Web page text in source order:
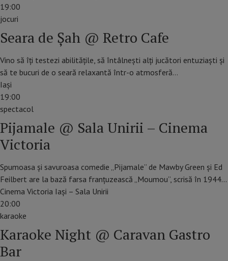
19:00
jocuri
Seara de Șah @ Retro Cafe
Vino să îți testezi abilitățile, să întâlnești alți jucători entuziaști și
să te bucuri de o seară relaxantă într-o atmosferă…
Iaşi
19:00
spectacol
Pijamale @ Sala Unirii – Cinema
Victoria
Spumoasa și savuroasa comedie „Pijamale” de Mawby Green și Ed
Feilbert are la bază farsa franțuzească „Moumou”, scrisă în 1944…
Cinema Victoria Iași – Sala Unirii
20:00
karaoke
Karaoke Night @ Caravan Gastro
Bar